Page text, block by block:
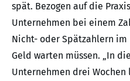
spät. Bezogen auf die
Unternehmen bei einem
Nicht- oder Spätzahlern im
Geld warten müssen. „In
Unternehmen drei